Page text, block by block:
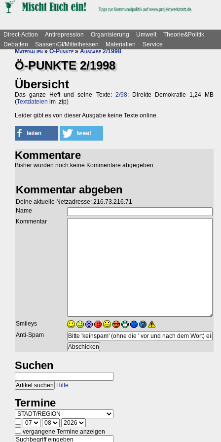
Direct-Action Antirepression Organisierung Umwelt
Theorie&Politik
Debatten
Saasen/GI/Mittelhessen Materialien
Service
Materialien»Ö-Punkte»Ausgabe 2/1998
Ö-PUNKTE 2/1998
Übersicht
Das ganze Heft und seine Texte: 2/98: Direkte Demokratie 1,24 MB
(Textdateien im .zip)
Leider gibt es von dieser Ausgabe keine Texte online.
Kommentare
Bisher wurden noch keine Kommentare abgegeben.
Kommentar abgeben
Deine aktuelle Netzadresse: 216.73.216.71
Name
Kommentar
Smileys
Anti-Spam
Suchen
Hilfe
Termine
vergangene Termine anzeigen